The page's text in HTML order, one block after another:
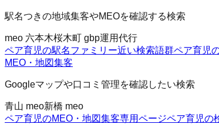
駅名つきの地域集客やMEOを確認する検索
meo 六本木桜木町 gbp運用代行
ペア育児の駅名ファミリー近い検索語群ペア育児
MEO・地図集客
Googleマップや口コミ管理を確認したい検索
青山 meo新橋 meo
ペア育児のMEO・地図集客専用ページペア育児の